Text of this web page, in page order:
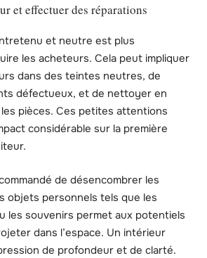
et effectuer des réparations
et neutre est plus
les acheteurs. Cela peut impliquer
dans des teintes neutres, de
défectueux, et de nettoyer en
pièces. Ces petites attentions
considérable sur la première
de désencombrer les
objets personnels tels que les
les souvenirs permet aux potentiels
dans l’espace. Un intérieur
de profondeur et de clarté.